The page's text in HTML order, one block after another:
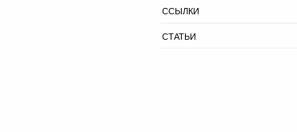
ССЫЛКИ
СТАТЬИ